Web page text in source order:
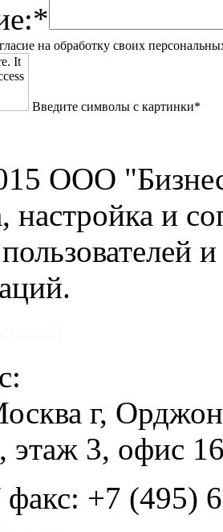
на обработку своих
Введите символы с картинки*
ООО
настройка и
г,
этаж 3, офис
+7 (495)